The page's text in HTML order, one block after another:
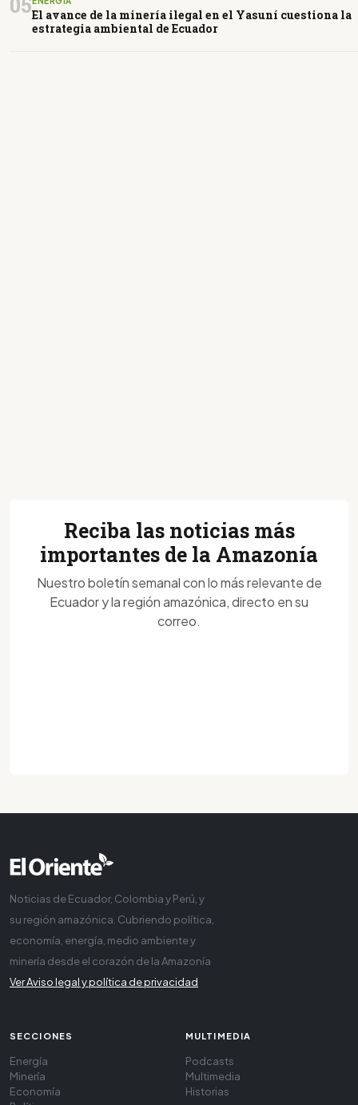
El avance de la minería ilegal en el Yasuní cuestiona la
estrategia ambiental de Ecuador
Reciba las noticias más
importantes de la Amazonía
Nuestro boletín semanal con lo más relevante de
Ecuador y la región amazónica, directo en su
correo.
Noticias de Ecuador, Colombia y Perú, y
su región amazónica. Cubriendo política,
economía, energía, medio ambiente y
minería desde el corazón de la Amazonía
Ver Aviso legal y política de privacidad
SECCIONES
Energía
Minería
Economía
MULTIMEDIA
Podcasts
Multimedia
Historias